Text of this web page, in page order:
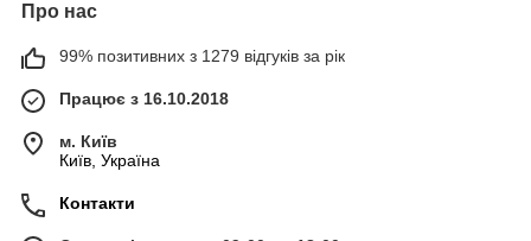
Про нас
99% позитивних з 1279 відгуків за рік
Працює з 16.10.2018
м. Київ
Київ, Україна
Контакти